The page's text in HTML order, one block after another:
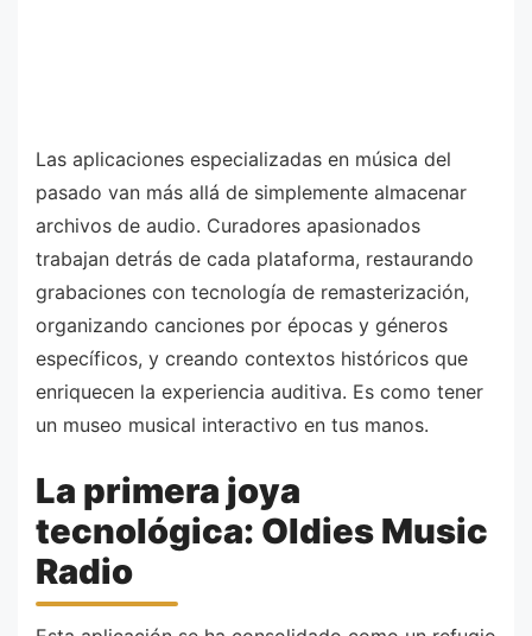
Las aplicaciones especializadas en música del
pasado van más allá de simplemente almacenar
archivos de audio. Curadores apasionados
trabajan detrás de cada plataforma, restaurando
grabaciones con tecnología de remasterización,
organizando canciones por épocas y géneros
específicos, y creando contextos históricos que
enriquecen la experiencia auditiva. Es como tener
un museo musical interactivo en tus manos.
La primera joya
tecnológica: Oldies Music
Radio